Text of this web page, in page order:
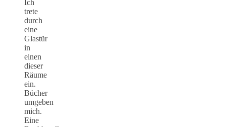
Ich
trete
durch
eine
Glastür
in
einen
dieser
Räume
ein.
Bücher
umgeben
mich.
Eine